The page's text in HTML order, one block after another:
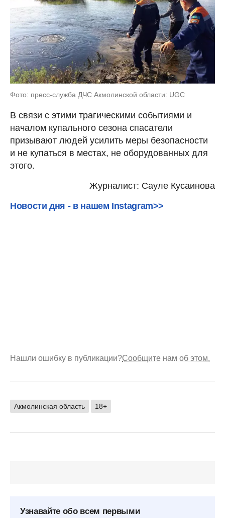
Фото: пресс-служба ДЧС Акмолинской области: UGC
В связи с этими трагическими событиями и
началом купального сезона спасатели
призывают людей усилить меры безопасности
и не купаться в местах, не оборудованных для
этого.
Журналист: Сауле Кусаинова
Новости дня - в нашем Instagram>>
Нашли ошибку в публикации?Сообщите нам об этом.
Акмолинская область 18+
Узнавайте обо всем первыми